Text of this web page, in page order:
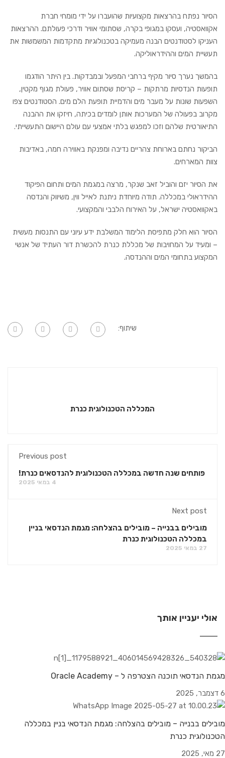
הסיור נפתח בהרצאות מקצועיות שהועברו על ידי מומחי חברת
אקוואסטיה, ועסקו במגופי בקרה, שסתומי אוויר ודרכי פעולתם. ההרצאות
העניקו לסטודנטים הבנה מעמיקה בטכנולוגיות מתקדמות המשמשות את
תעשיית המים וההידראוליקה.
בהמשך נערך סיור מקיף ברחבי המפעל ובמבדקות. בין היתר הודגמו
תופעות הנדסיות מרתקות – קריסת שסתום אוויר, פעולת מגוף מקטין,
השפעות שונות על מעבר מים והדמיית תופעת הלם מים. הסטודנטים צפו
מקרוב בפעולה של המערכות אותן לומדים בכיתה, חיזקו את ההבנה
התיאורטית שלהם וזכו למפגש בלתי אמצעי עם עולם היישום התעשייתי.
הביקור נחתם בארוחת צהריים נדיבה ומפנקת באווירה חמה, באדיבות
צוות המארחים.
את הסיור יזם והוביל זאב שנקר, מרצה במגמת המים ותחום הפיקוד
ההידראולי במכללה. תודה מיוחדת ניתנת לאייל ווין, משיווק והנדסה
באקוואסטיה ישראל, על האירוח הלבבי והמקצועי.
הסיור הוא חלק מתפיסת הלימוד המשלבת ידע עיוני עם התנסות מעשית
– ומעיד על המחויבות של מכללת כנרת להכשרת דור העתיד של אנשי
המקצוע בתחומי המים וההנדסה.
שיתוף:
המכללה הטכנולוגית כנרת
Previous post
פותחים שנה חדשה במכללה הטכנולוגית להנדסאים כנרת!
4 במאי 2025
Next post
מובילים בבנייה – מובילים בהצלחה: מגמת הנדסאי בניין
במכללה הטכנולוגית כנרת
27 במאי 2025
אולי יעניין אותך
מגמת הנדסאי תוכנה הצטרפה ל – Oracle Academy
6 דצמבר, 2025
מובילים בבנייה – מובילים בהצלחה: מגמת הנדסאי בניין במכללה
הטכנולוגית כנרת
27 מאי, 2025